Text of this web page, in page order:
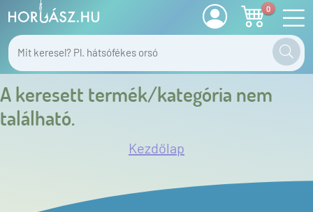
0
A keresett termék/kategória nem
található.
Kezdőlap